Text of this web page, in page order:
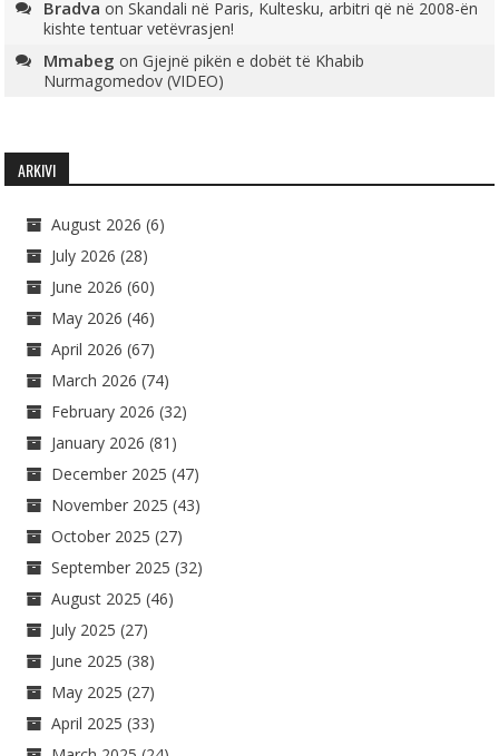
Bradva onSkandali në Paris, Kultesku, arbitri që në 2008-ën
kishte tentuar vetëvrasjen!
Mmabeg onGjejnë pikën e dobët të Khabib
Nurmagomedov (VIDEO)
ARKIVI
August 2026 (6)
July 2026 (28)
June 2026 (60)
May 2026 (46)
April 2026 (67)
March 2026 (74)
February 2026 (32)
January 2026 (81)
December 2025 (47)
November 2025 (43)
October 2025 (27)
September 2025 (32)
August 2025 (46)
July 2025 (27)
June 2025 (38)
May 2025 (27)
April 2025 (33)